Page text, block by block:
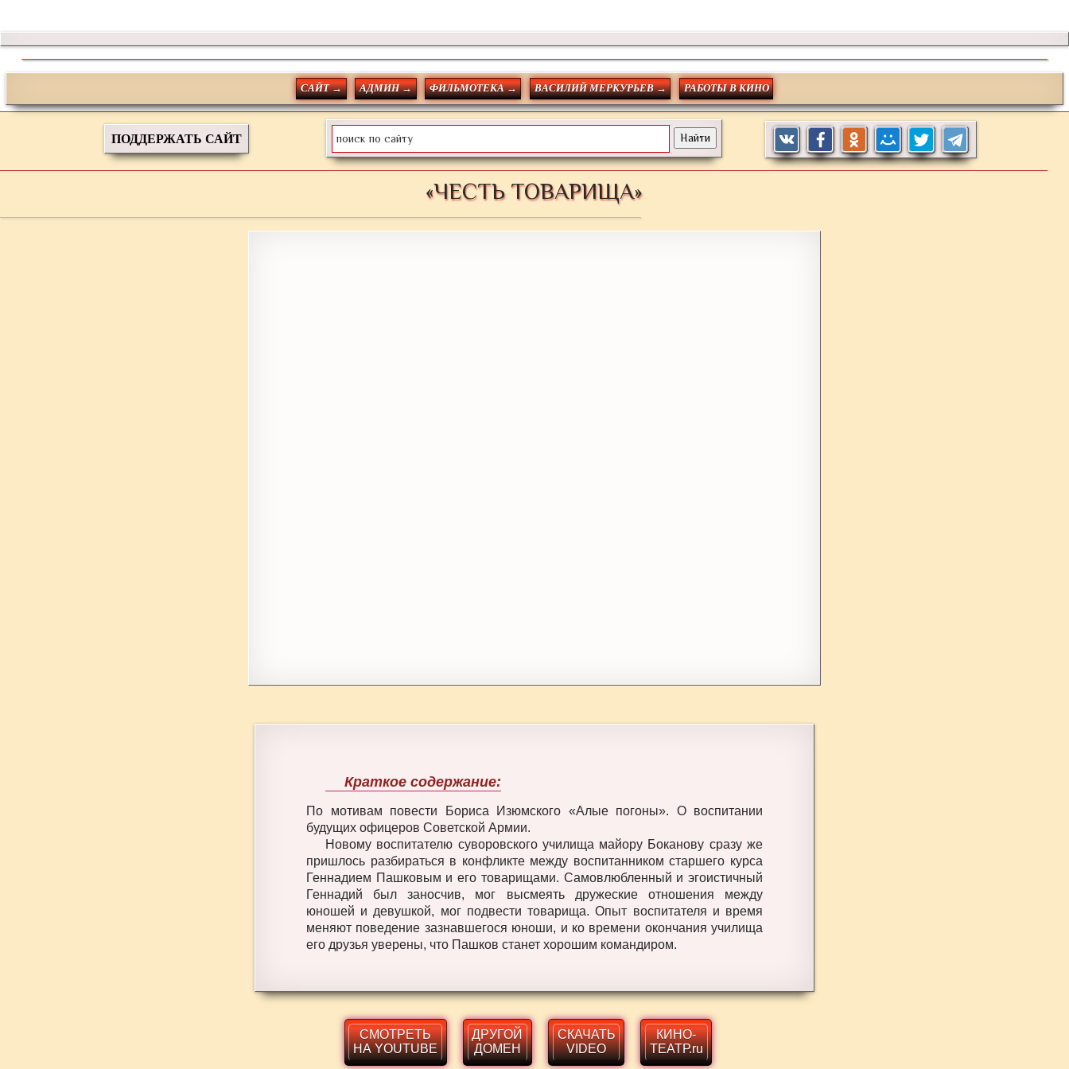
САЙТ → АДМИН → ФИЛЬМОТЕКА → ВАСИЛИЙ МЕРКУРЬЕВ → РАБОТЫ В КИНО
ПОДДЕРЖАТЬ САЙТ
«ЧЕСТЬ ТОВАРИЩА»
Краткое содержание:
По мотивам повести Бориса Изюмского «Алые погоны». О воспитании
будущих офицеров Советской Армии.
Новому воспитателю cуворовского училища майору Боканову сразу же
пришлось разбираться в конфликте между воспитанником старшего курса
Геннадием Пашковым и его товарищами. Самовлюбленный и эгоистичный
Геннадий был заносчив, мог высмеять дружеские отношения между
юношей и девушкой, мог подвести товарища. Опыт воспитателя и время
меняют поведение зазнавшегося юноши, и ко времени окончания училища
его друзья уверены, что Пашков станет хорошим командиром.
СМОТРЕТЬ
НА YOUTUBE
ДРУГОЙ
ДОМЕН
СКАЧАТЬ
VIDEO
КИНО-
ТЕАТР.ru